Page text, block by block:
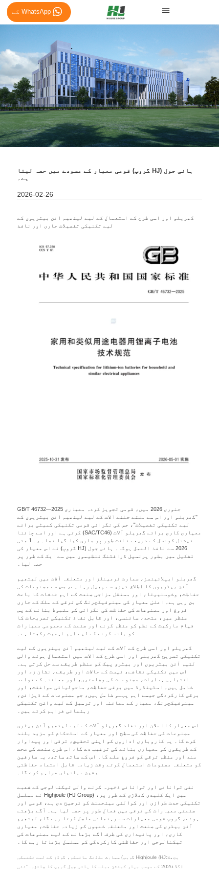
WhatsApp کے خبریں
ہائی جول (HJ گروپ) قومی معیار کے مسودے میں حصہ لیتا
ہے۔
2026-02-26
گھریلو اور اسی طرح کے استعمال کے لیے لیتھیم آئن بیٹریوں کے
لیے تکنیکی تفصیلات جاری اور نافذ
جنوری 2026 میں، قومی تجویز کردہ معیاری GB/T 46732—2025
"گھریلو اور اس سے ملتے جلتے آلات کے لیے لیتھیم آئن بیٹریوں کے
لیے تکنیکی تفصیلات"، جس کی نگرانی قومی تکنیکی کمیٹی برائے
معیاری کاری برائے گھریلو آلات (SAC/TC46) کرتی ہے اور اسے چائنا
نیشنل کونسل کے ذریعے نائٹ طور پر جاری کیا گیا تھا۔ یہ 1 مئی
2026 سے نافذ العمل ہوگا۔ ہائی جول (HJ گروپ) نے اس معیار کی
تشکیل میں بطور پرنسپل ڈرافٹنگ تنظیموں میں سے ایک کے طور پر
حصہ لیا۔
گھریلو ایپلائینسز، سمارٹ ٹرمینلز اور متعلقہ آلات میں لیتھیم
آئن بیٹریوں کا اطلاق تیزی سے پھیل رہا ہے، جس سے مصنوعات کی
حفاظت، وشوسنییتا، اور مستقل مزاجی صنعت کے اہم خدشات کا باعث
بن رہی ہے۔ اعلیٰ معیار کی مینوفیکچرنگ کی ترقی کے ملک کے جاری
فروغ اور مصنوعات کی حفاظت کی نگرانی کو مضبوط بنانے کے پس
منظر میں، متحد، سائنسی، اور قابل نفاذ تکنیکی تصریحات کا
قیام مارکیٹ کے نظم کو منظم کرنے اور صنعت کے مجموعی معیارات
کو بلند کرنے کے لیے اہم اہمیت رکھتا ہے۔
گھریلو اور اسی طرح کے آلات کے لیے لیتھیم آئن بیٹریوں کے لیے
تکنیکی تصریح گھریلو اور اسی طرح کے آلات میں استعمال ہونے والی
لتیم آئن بیٹریوں اور بیٹری پیک کو منظم طریقے سے حل کرتی ہے۔
اس میں تکنیکی تقاضے، ٹیسٹ کے حالات اور طریقے، نشان زد اور
انتباہی ہدایات، مصنوعات کی وضاحتیں، اور معائنہ کے قواعد
شامل ہیں۔ اسٹینڈرڈ میں برقی حفاظت، ماحولیاتی موافقت، اور
برقی کارکردگی جیسے اہم پہلو شامل ہیں، جو مصنوعات کے ڈیزائن،
مینوفیکچرنگ، معیار کے معائنہ اور ترسیل کے لیے واضح تکنیکی
رہنمائی فراہم کرتے ہیں۔
اس معیار کا اعلان اور نفاذ گھریلو آلات کے لیے لیتھیم آئن بیٹری
مصنوعات کی حفاظت کی سطح اور معیار کے استحکام کو مزید بلند
کرے گا۔ یہ کاروباری اداروں کو اپنی تحقیق، ترقی اور پیداوار
کے طریقوں کو معیاری بنانے کی ترغیب دے گا، اس طرح صنعت کی صحت
مند اور منظم ترقی کو فروغ ملے گا۔ اس کے ساتھ ساتھ، یہ صارفین
کو متعلقہ مصنوعات استعمال کرتے وقت زیادہ قابل اعتماد حفاظتی
یقین دہانیاں فراہم کرے گا۔
نئی توانائی اور توانائی ذخیرہ کرنے والی ٹیکنالوجی کے شعبے
میں ایک کلیدی کھلاڑی کے طور پر، Highjoule (HJ Group) نے مسلسل
تکنیکی جدت طرازی اور کوالٹی مینجمنٹ کو ترجیح دی ہے، قومی اور
صنعتی معیارات کی ترقی میں فعال طور پر حصہ لیا ہے۔ آگے بڑھتے
ہوئے، گروپ قومی معیارات سے رہنمائی حاصل کرتا رہے گا، لیتھیم
آئن بیٹری کی صنعت اور متعلقہ شعبوں کو زیادہ حفاظت، معیاری
کاری، اور پائیداری کی طرف آگے بڑھانے کے لیے مصنوعات کی
ٹیکنالوجی اور حفاظتی کارکردگی کو مسلسل بڑھاتا رہے گا۔
پچھلا:Highjoule (HJ گروپ) سمارٹ بلڈنگ مائیکرو گرڈز کے لیے تکنیکی
اگلا:2026 کے موسم بہار کینٹن میلے کا ہائی جول گروپ کا جائزہ: "نئی
توانائی اور ٹیلی کمیونیکیشن کی دوہری ڈرائیو کی حکمت عملی"